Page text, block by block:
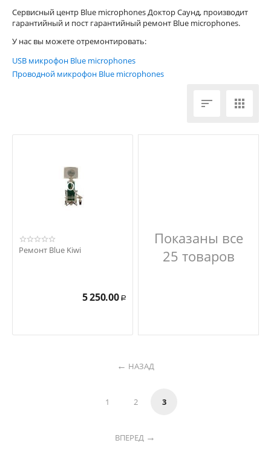
Сервисный центр Blue microphones Доктор Саунд, производит
гарантийный и пост гарантийный ремонт Blue microphones.
У нас вы можете отремонтировать:
USB микрофон Blue microphones
Проводной микрофон Blue microphones
 
Ремонт Blue Kiwi
5 250.00 Р
Показаны все
25 товаров
НАЗАД
1 2 3
ВПЕРЕД